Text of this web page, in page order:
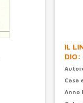
IL
DIO:
Casa
Anno